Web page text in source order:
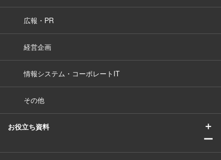
広報・PR
経営企画
情報システム・コーポレートIT
その他
お役立ち資料
＋
ー